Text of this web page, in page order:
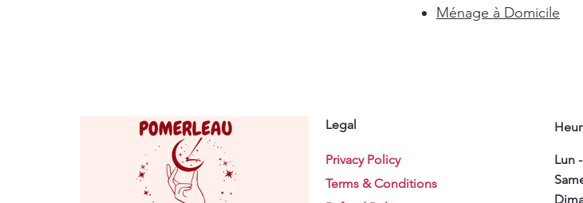
Ménage à Domicile
Legal
Privacy Policy
Terms & Conditions
Lun